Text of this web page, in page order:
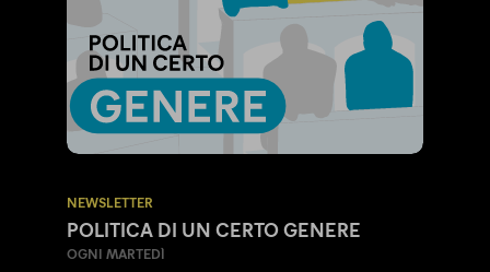
NEWSLETTER
POLITICA DI UN CERTO GENERE
OGNI MARTEDÌ